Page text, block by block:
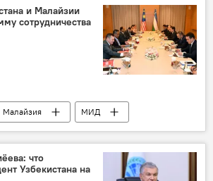
Политикаи Малайзии
сотрудничества
Малайзия
МИД
Бахтиер Саидов
что
Узбекистана на